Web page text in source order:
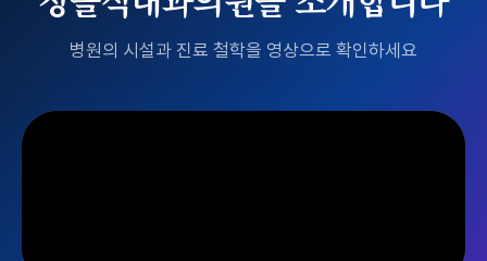
병원의 시설과 진료 철학을 영상으로 확인하세요